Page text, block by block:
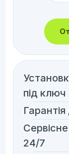
під ключ
Гарантія
24/7